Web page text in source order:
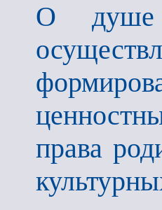
О душе
права